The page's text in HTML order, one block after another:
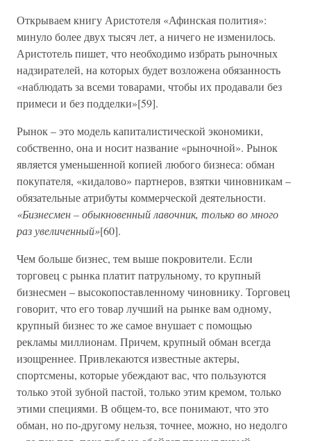
Открываем книгу Аристотеля «Афинская полития»:
минуло более двух тысяч лет, а ничего не изменилось.
Аристотель пишет, что необходимо избрать рыночных
надзирателей, на которых будет возложена обязанность
«наблюдать за всеми товарами, чтобы их продавали без
примеси и без подделки»[59].
Рынок – это модель капиталистической экономики,
собственно, она и носит название «рыночной». Рынок
является уменьшенной копией любого бизнеса: обман
покупателя, «кидалово» партнеров, взятки чиновникам –
обязательные атрибуты коммерческой деятельности.
«Бизнесмен – обыкновенный лавочник, только во много
раз увеличенный»[60].
Чем больше бизнес, тем выше покровители. Если
торговец с рынка платит патрульному, то крупный
бизнесмен – высокопоставленному чиновнику. Торговец
говорит, что его товар лучший на рынке вам одному,
крупный бизнес то же самое внушает с помощью
рекламы миллионам. Причем, крупный обман всегда
изощреннее. Привлекаются известные актеры,
спортсмены, которые убеждают вас, что пользуются
только этой зубной пастой, только этим кремом, только
этими специями. В общем-то, все понимают, что это
обман, но по-другому нельзя, точнее, можно, но недолго